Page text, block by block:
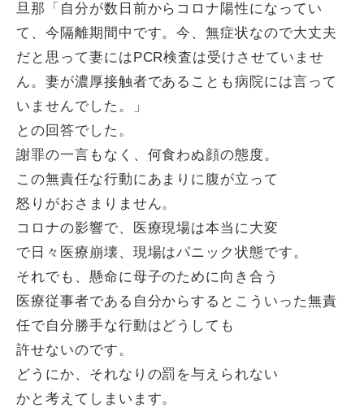
旦那「自分が数日前からコロナ陽性になってい
て、今隔離期間中です。今、無症状なので大丈夫
だと思って妻にはPCR検査は受けさせていませ
ん。妻が濃厚接触者であることも病院には言って
いませんでした。」
との回答でした。
謝罪の一言もなく、何食わぬ顔の態度。
この無責任な行動にあまりに腹が立って
怒りがおさまりません。
コロナの影響で、医療現場は本当に大変
で日々医療崩壊、現場はパニック状態です。
それでも、懸命に母子のために向き合う
医療従事者である自分からするとこういった無責
任で自分勝手な行動はどうしても
許せないのです。
どうにか、それなりの罰を与えられない
かと考えてしまいます。